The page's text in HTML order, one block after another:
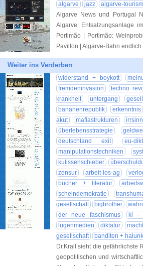
algarve
jazz algarve-
Algarve News und Portugal
Algarve: Entsalzungsanlage
Portimão | Portimão:
Pavillon | Algarve-Bahn endlich
Weiter ins Verderben
widerstand + boykott
fremdeninvasion
techno
krankheit
untergang
bananenrepublik
erkenntnis
akut
mafiastrukturen
überlebensstrategie
deutschland exit
eu-
manipulationstechniken
kulissenschieber
zensur
arbeit-los-ag
bücher + literatur
scheindemokratie
gesellschaft
bigbrother
der neue faschismus
ki -
lügenmedien
diktatur
gesellschaft
banditen +
Dr.Krall sieht die gefährlichste
geopolitischen und